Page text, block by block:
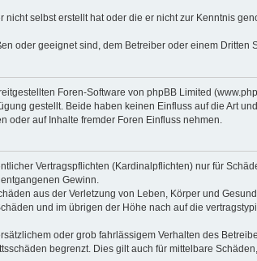
selbst erstellt hat oder die er nicht zur Kenntnis
oder geeignet sind, dem Betreiber oder einem Dritten
Foren-Software von phpBB Limited
gestellt. Beide haben keinen Einfluss auf die Art
oder auf Inhalte fremder Foren Einfluss nehmen.
Vertragspflichten (Kardinalpflichten) nur für
Gewinn.
aus der Verletzung von Leben, Körper und
und im übrigen der Höhe nach auf die
oder grob fahrlässigem Verhalten des
begrenzt. Dies gilt auch für mittelbare